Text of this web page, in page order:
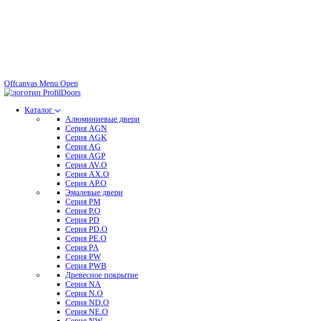
Offcanvas Menu Open
Каталог
Алюминиевые двери
Серия AGN
Серия AGK
Серия AG
Серия AGP
Серия AV.O
Серия AX.O
Серия AP.O
Эмалевые двери
Серия PM
Серия P.O
Серия PD
Серия PD.O
Серия PE.O
Серия PA
Серия PW
Серия PWB
Древесное покрытие
Серия NA
Серия N.O
Серия ND.O
Серия NE.O